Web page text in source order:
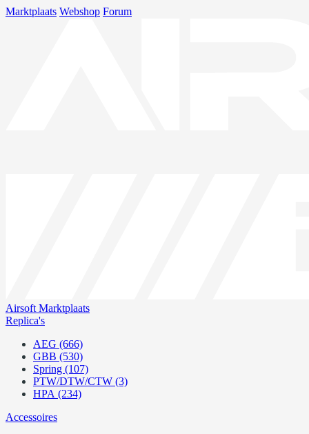
Marktplaats Webshop Forum
Airsoft Marktplaats
Replica's
AEG (666)
GBB (530)
Spring (107)
PTW/DTW/CTW (3)
HPA (234)
Accessoires